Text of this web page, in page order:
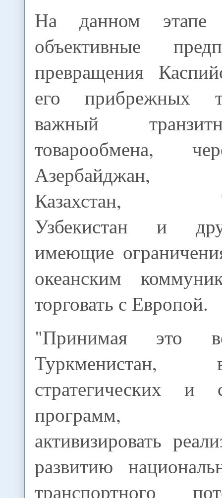
На данном этапе
объективные
превращения
его прибрежных
важный
товарообмена,
Азербайджан,
Казахстан,
Узбекистан и
имеющие
океанским
торговать с Европой.
"Принимая это
стратегических и
программ,
активизировать
развитию
транспортного